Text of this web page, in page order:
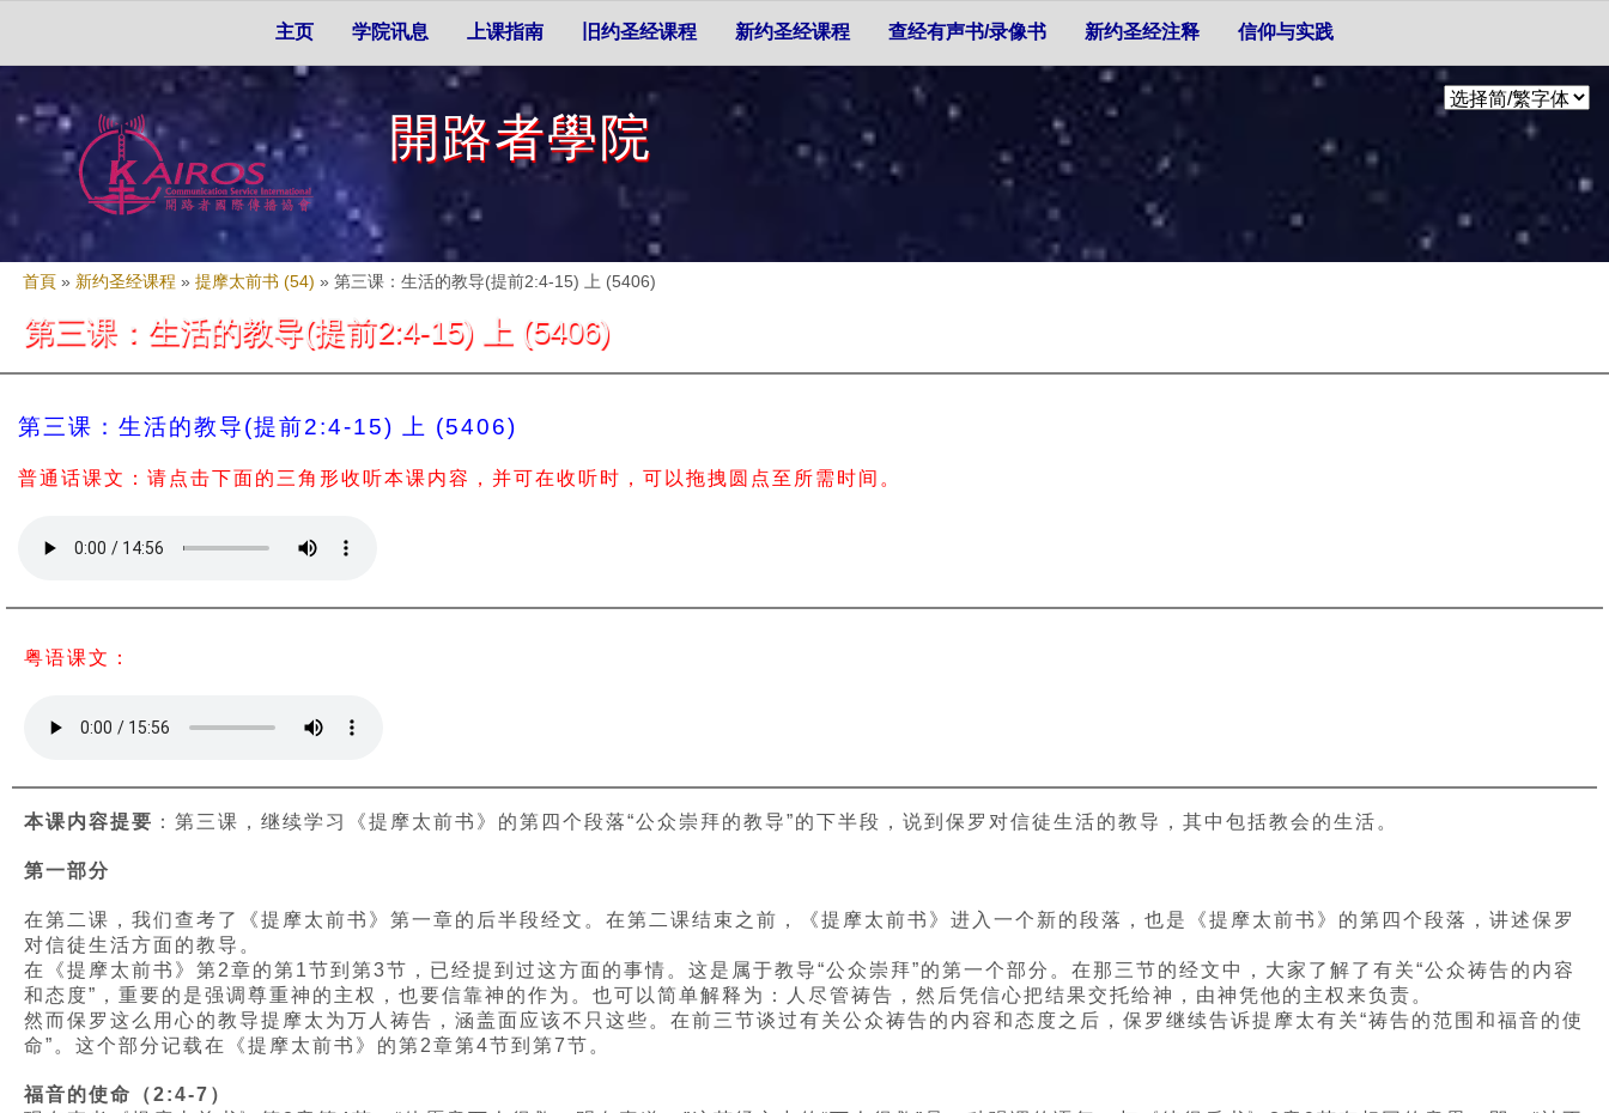
主页
学院讯息 上课指南 旧约圣经课程 新约圣经课程 查经有声书/录像书 新约圣经注释 信仰与实践
開路者學院
您在這裡
首頁 » 新约圣经课程 »提摩太前书 (54) »第三课：生活的教导(提前2:4-15) 上 (5406)
第三课：生活的教导(提前2:4-15) 上 (5406)
第三课：生活的教导(提前2:4-15) 上 (5406)
普通话课文：请点击下面的三角形收听本课内容，并可在收听时，可以拖拽圆点至所需时间。
粤语课文：
本课内容提要 ：第三课，继续学习《提摩太前书》的第四个段落“公众崇拜的教导”的下半段，说到保罗对信徒生活的教导，其中包括教会的生活。
第一部分
在第二课，我们查考了《提摩太前书》第一章的后半段经文。在第二课结束之前，《提摩太前书》进入一个新的段落，也是《提摩太前书》的第四个段落，讲述保罗
对信徒生活方面的教导。
在《提摩太前书》第2章的第1节到第3节，已经提到过这方面的事情。这是属于教导“公众崇拜”的第一个部分。在那三节的经文中，大家了解了有关“公众祷告的内容
和态度”，重要的是强调尊重神的主权，也要信靠神的作为。也可以简单解释为：人尽管祷告，然后凭信心把结果交托给神，由神凭他的主权来负责。
然而保罗这么用心的教导提摩太为万人祷告，涵盖面应该不只这些。在前三节谈过有关公众祷告的内容和态度之后，保罗继续告诉提摩太有关“祷告的范围和福音的使
命”。这个部分记载在《提摩太前书》的第2章第4节到第7节。
福音的使命（2:4-7）